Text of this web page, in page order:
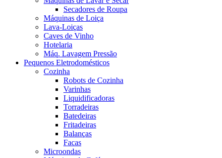
Secadores de Roupa
Máquinas de Loiça
Lava-Loiças
Caves de Vinho
Hotelaria
Máq. Lavagem Pressão
Pequenos Eletrodomésticos
Cozinha
Robots de Cozinha
Varinhas
Liquidificadoras
Torradeiras
Batedeiras
Fritadeiras
Balanças
Facas
Microondas